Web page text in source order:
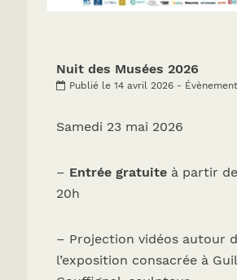
Nuit des Musées 2026
Publié le 14 avril 2026 -
Samedi 23 mai 2026
– Entrée gratuiteà partir de
20h
– Projection vidéos autour
l’exposition consacrée à